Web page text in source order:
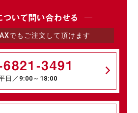
ついて問い合わせる
でもご注文して頂けます
6821-3491
日／9:00～18:00